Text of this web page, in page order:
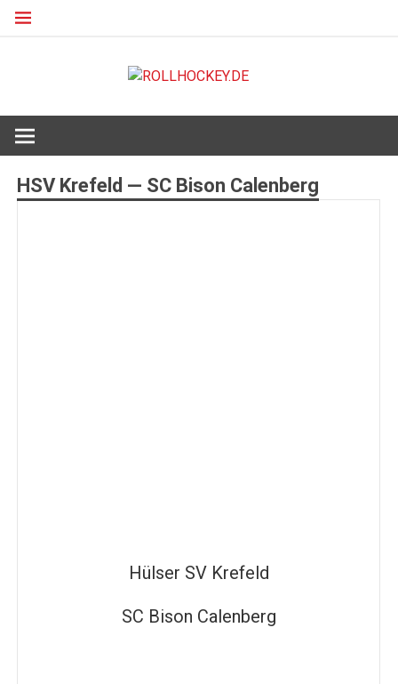
Zum
HSV Krefeld — SC Bison Calenberg
Hülser SV Krefeld
SC Bison Calenberg